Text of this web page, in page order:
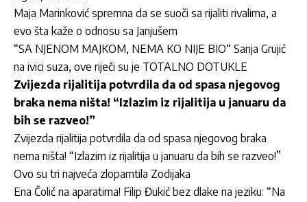
Maja Marinković spremna da se suoči sa rijaliti rivalima, a
evo šta kaže o odnosu sa Janjušem
“SA NJENOM MAJKOM, NEMA KO NIJE BIO“ Sanja Grujić
na ivici suza, ove riječi su je TOTALNO DOTUKLE
Zvijezda rijalitija potvrdila da od spasa njegovog
braka nema ništa! “Izlazim iz rijalitija u januaru da
bih se razveo!”
Zvijezda rijalitija potvrdila da od spasa njegovog braka
nema ništa! “Izlazim iz rijalitija u januaru da bih se razveo!”
Ovo su tri najveća zlopamtila Zodijaka
Ena Čolić na aparatima! Filip Đukić bez dlake na jeziku: “Na